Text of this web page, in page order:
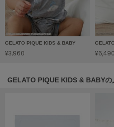
HOKA ONEONE
ホカ オネオネ
KEEN
GELATO PIQUE KIDS & BABY
¥3,960 ¥6,490
GELATO PIQUE KIDS & BABYの